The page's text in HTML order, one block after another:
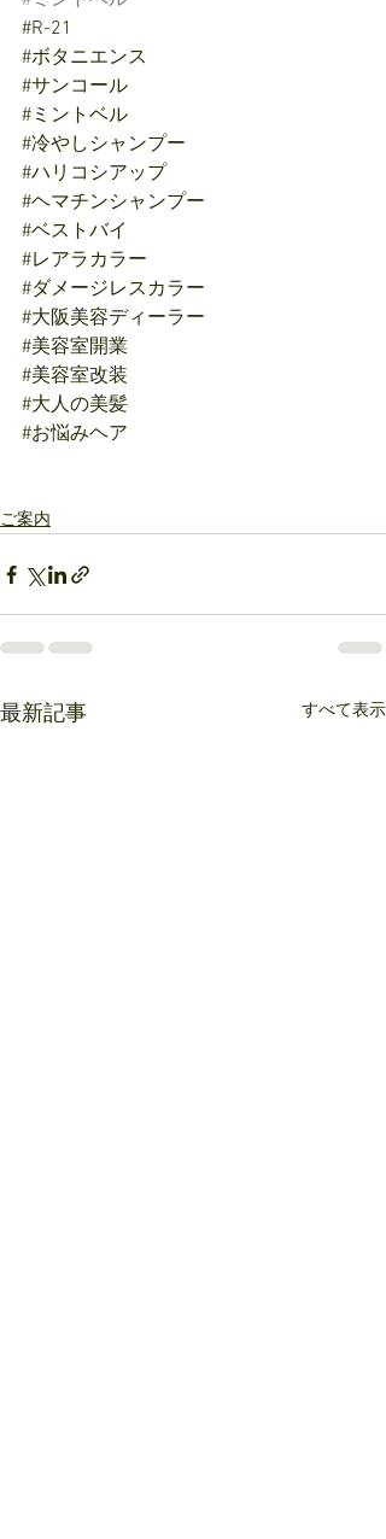
#R-21
#ボタニエンス
#サンコール
#ミントベル
#冷やしシャンプー
#ハリコシアップ
#ヘマチンシャンプー
#ベストバイ
#レアラカラー
#ダメージレスカラー
#大阪美容ディーラー
#美容室開業
#美容室改装
#大人の美髪
#お悩みヘア
ご案内
最新記事 すべて表示